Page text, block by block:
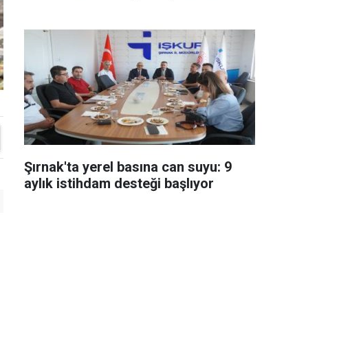
Şırnak'ta yerel basına can suyu: 9
aylık istihdam desteği başlıyor